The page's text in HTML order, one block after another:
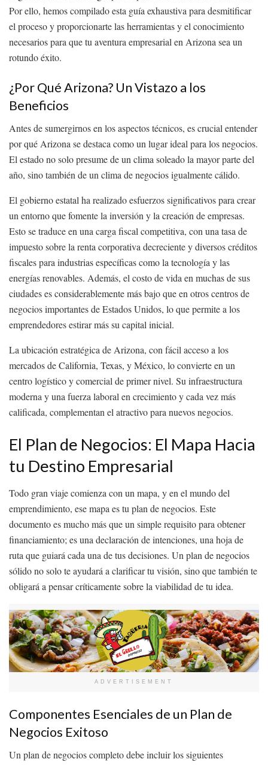
Por ello, hemos compilado esta guía exhaustiva para desmitificar
el proceso y proporcionarte las herramientas y el conocimiento
necesarios para que tu aventura empresarial en Arizona sea un
rotundo éxito.
¿Por Qué Arizona? Un Vistazo a los
Beneficios
Antes de sumergirnos en los aspectos técnicos, es crucial entender
por qué Arizona se destaca como un lugar ideal para los negocios.
El estado no solo presume de un clima soleado la mayor parte del
año, sino también de un clima de negocios igualmente cálido.
El gobierno estatal ha realizado esfuerzos significativos para crear
un entorno que fomente la inversión y la creación de empresas.
Esto se traduce en una carga fiscal competitiva, con una tasa de
impuesto sobre la renta corporativa decreciente y diversos créditos
fiscales para industrias específicas como la tecnología y las
energías renovables. Además, el costo de vida en muchas de sus
ciudades es considerablemente más bajo que en otros centros de
negocios importantes de Estados Unidos, lo que permite a los
emprendedores estirar más su capital inicial.
La ubicación estratégica de Arizona, con fácil acceso a los
mercados de California, Texas, y México, lo convierte en un
centro logístico y comercial de primer nivel. Su infraestructura
moderna y una fuerza laboral en crecimiento y cada vez más
calificada, complementan el atractivo para nuevos negocios.
El Plan de Negocios: El Mapa Hacia
tu Destino Empresarial
Todo gran viaje comienza con un mapa, y en el mundo del
emprendimiento, ese mapa es tu plan de negocios. Este
documento es mucho más que un simple requisito para obtener
financiamiento; es una declaración de intenciones, una hoja de
ruta que guiará cada una de tus decisiones. Un plan de negocios
sólido no solo te ayudará a clarificar tu visión, sino que también te
obligará a pensar críticamente sobre la viabilidad de tu idea.
ADVERTISEMENT
Componentes Esenciales de un Plan de
Negocios Exitoso
Un plan de negocios completo debe incluir los siguientes